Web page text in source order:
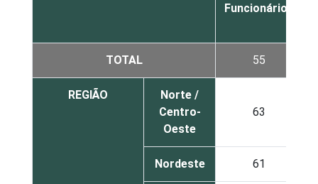
Funcionários
TOTAL 55
REGIÃO
Norte /
Centro-
Oeste
63
Nordeste 61